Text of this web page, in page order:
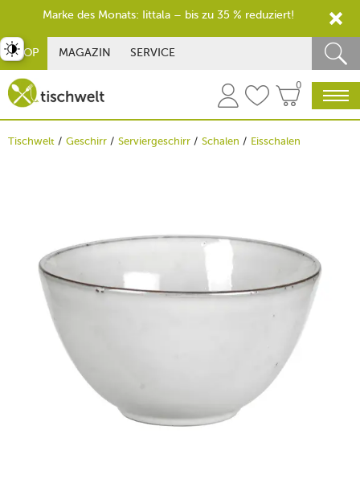
SHOP MAGAZIN SERVICE
0
Tischwelt Geschirr Serviergeschirr Schalen Eisschalen
umschalten
Marke des Monats: Iittala – bis zu 35 % reduziert!